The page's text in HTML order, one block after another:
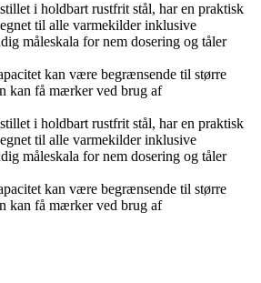
i holdbart rustfrit stål, har en praktisk
til alle varmekilder inklusive
måleskala for nem dosering og tåler
kan være begrænsende til større
kan få mærker ved brug af
i holdbart rustfrit stål, har en praktisk
til alle varmekilder inklusive
måleskala for nem dosering og tåler
kan være begrænsende til større
kan få mærker ved brug af